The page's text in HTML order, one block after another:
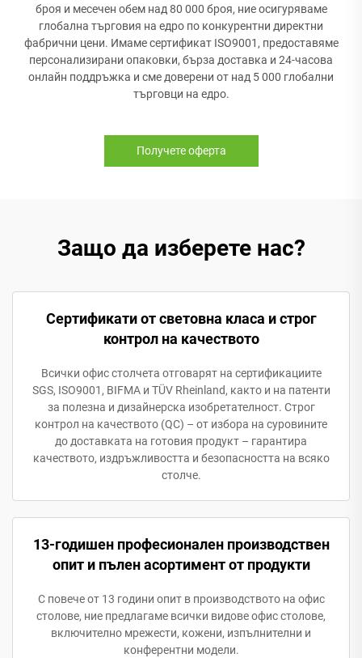
броя и месечен обем над 80 000 броя, ние осигуряваме
глобална търговия на едро по конкурентни директни
фабрични цени. Имаме сертификат ISO9001, предоставяме
персонализирани опаковки, бърза доставка и 24-часова
онлайн поддръжка и сме доверени от над 5 000 глобални
търговци на едро.
Получете оферта
Защо да изберете нас?
Сертификати от световна класа и строг
контрол на качеството
Всички офис столчета отговарят на сертификациите
SGS, ISO9001, BIFMA и TÜV Rheinland, както и на патенти
за полезна и дизайнерска изобретателност. Строг
контрол на качеството (QC) – от избора на суровините
до доставката на готовия продукт – гарантира
качеството, издръжливостта и безопасността на всяко
столче.
13-годишен професионален производствен
опит и пълен асортимент от продукти
С повече от 13 години опит в производството на офис
столове, ние предлагаме всички видове офис столове,
включително мрежести, кожени, изпълнителни и
конферентни модели.